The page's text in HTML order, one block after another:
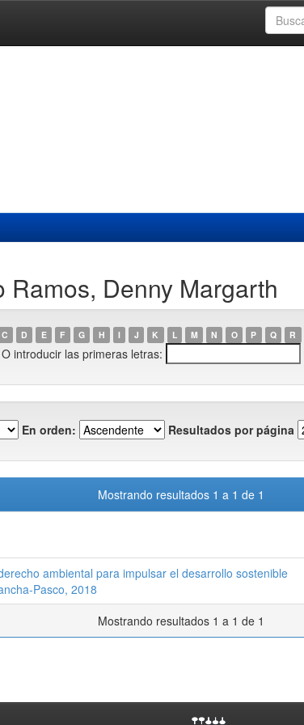
Denny Margarth
C D E F G H I J K L M N O P Q R
O introducir las primeras letras:
En orden: Resultados por página
Mostrando resultados 1 a 1 de 1
ambiental para impulsar el desarrollo sostenible
Pasco, 2018
Mostrando resultados 1 a 1 de 1